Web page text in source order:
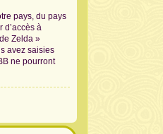
pays, du pays
d’accès à
Zelda »
avez saisies
ne pourront